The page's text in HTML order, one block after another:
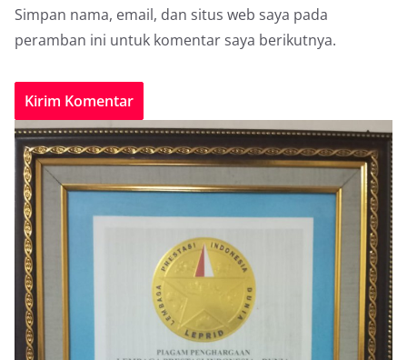
Simpan nama, email, dan situs web saya pada
peramban ini untuk komentar saya berikutnya.